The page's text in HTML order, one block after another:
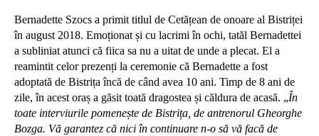
Bernadette Szocs a primit titlul de Cetățean de onoare al Bistriței
în august 2018. Emoționat și cu lacrimi în ochi, tatăl Bernadettei
a subliniat atunci că fiica sa nu a uitat de unde a plecat. El a
reamintit celor prezenți la ceremonie că Bernadette a fost
adoptată de Bistrița încă de când avea 10 ani. Timp de 8 ani de
zile, în acest oraș a găsit toată dragostea și căldura de acasă. „În
toate interviurile pomenește de Bistrița, de antrenorul Gheorghe
Bozga. Vă garantez că nici în continuare n-o să vă facă de